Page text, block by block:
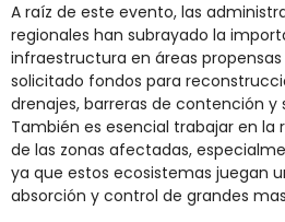
A raíz de este evento, las
regionales han subrayado la
infraestructura en áreas
solicitado fondos para
drenajes, barreras de contención y
También es esencial trabajar en
de las zonas afectadas,
ya que estos ecosistemas juegan
absorción y control de grandes